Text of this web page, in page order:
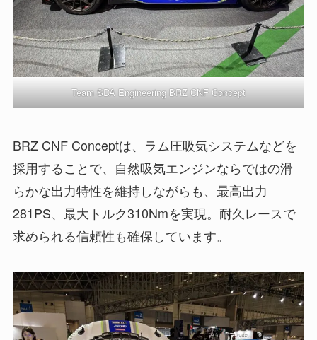
Team SDA Engineering BRZ CNF Concept
BRZ CNF Conceptは、ラム圧吸気システムなどを
採用することで、自然吸気エンジンならではの滑
らかな出力特性を維持しながらも、最高出力
281PS、最大トルク310Nmを実現。耐久レースで
求められる信頼性も確保しています。